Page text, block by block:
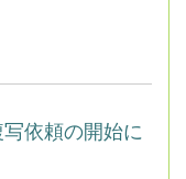
依頼の開始に